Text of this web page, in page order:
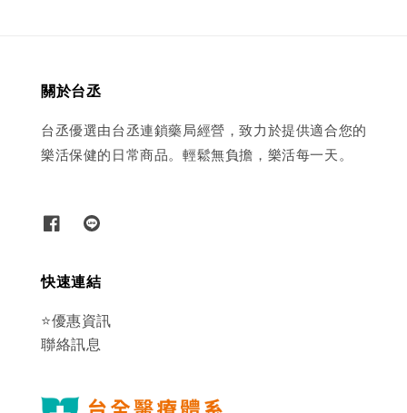
關於台丞
台丞優選由台丞連鎖藥局經營，致力於提供適合您的
樂活保健的日常商品。輕鬆無負擔，樂活每一天。
快速連結
⭐優惠資訊
聯絡訊息